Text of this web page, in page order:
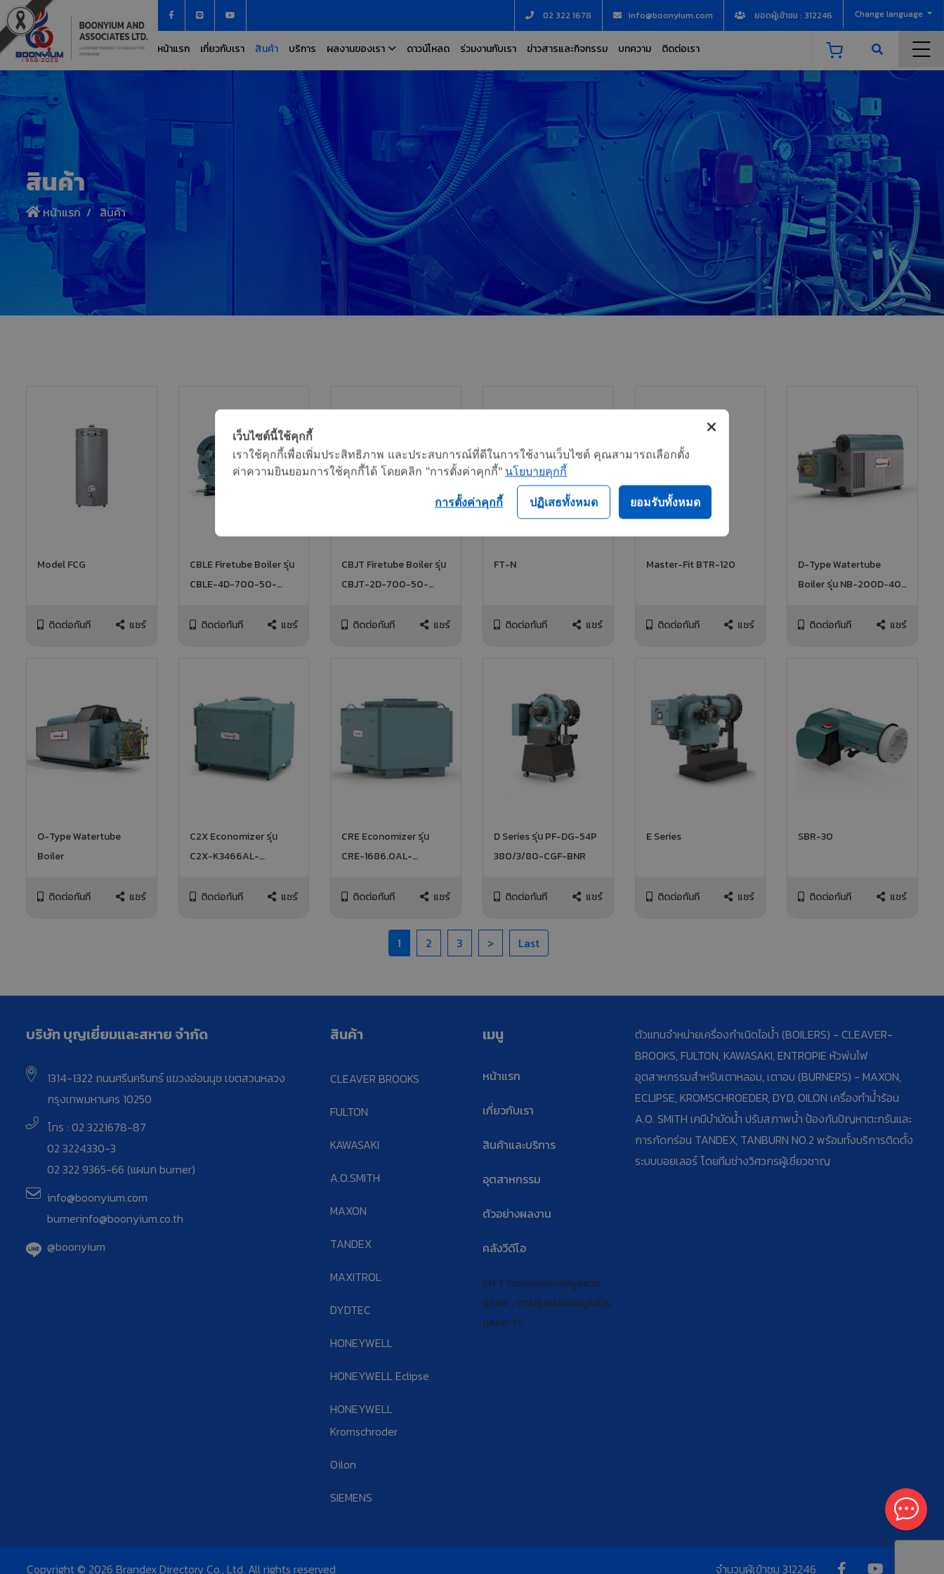
02 322 1678 info@boonyium.com ยอดผู้เข้าชม : 312246 Change language
หน้าแรก เกี่ยวกับเรา สินค้า บริการ ผลงานของเรา ดาวน์โหลด ร่วมงานกับเรา ข่าวสารและกิจกรรม บทความ ติดต่อเรา
สินค้า
หน้าแรก สินค้า
Model FCG
ติดต่อทันที แชร์
CBLE Firetube Boiler รุ่น
CBLE-4D-700-50-
FIREDติดต่อทันที แชร์
CBJT Firetube Boiler รุ่น
CBJT-2D-700-50-
FIREDติดต่อทันที แชร์
FT-N
ติดต่อทันที แชร์
Master-Fit BTR-120
ติดต่อทันที แชร์
D-Type Watertube
Boiler รุ่น NB-200D-40,
ติดต่อทันที
แชร์
O-Type Watertube
Boiler
ติดต่อทันที แชร์
C2X Economizer รุ่น
C2X-K3466AL-
ติดต่อทันที
แชร์
CRE Economizer รุ่น
CRE-1686.0AL-
ติดต่อทันที
แชร์
D Series รุ่น PF-DG-54P
380/3/80-CGF-BNR
ติดต่อทันที แชร์
E Series
ติดต่อทันที แชร์
SBR-30
ติดต่อทันที แชร์
1 2 3 > Last
บริษัท บุญเยี่ยมและสหาย จำกัด
1314-1322 ถนนศรีนครินทร์ แขวงอ่อนนุช เขตสวนหลวง
กรุงเทพมหานคร 10250
โทร : 02 3221678-87
02 3224330-3
02 322 9365-66 (แผนก burner)
info@boonyium.com
burnerinfo@boonyium.co.th
@boonyium
สินค้า
CLEAVER BROOKS
FULTON
KAWASAKI
A.O.SMITH
MAXON
TANDEX
MAXITROL
DYDTEC
HONEYWELL
HONEYWELL Eclipse
HONEYWELL
Kromschroder
Oilon
SIEMENS
เมนู
หน้าแรก
เกี่ยวกับเรา
สินค้าและบริการ
อุตสาหกรรม
ตัวอย่างผลงาน
คลังวีดีโอ
EN' ? 'การคุ้มครองข้อมูลส่วน
บุคคล' : 'การคุ้มครองข้อมูลส่วน
บุคคล' ?>
ตัวแทนจำหน่ายเครื่องกำเนิดไอน้ำ (BOILERS) - CLEAVER-
BROOKS, FULTON, KAWASAKI, ENTROPIE หัวพ่นไฟ
อุตสาหกรรมสำหรับเตาหลอม, เตาอบ (BURNERS) - MAXON,
ECLIPSE, KROMSCHROEDER, DYD, OILON เครื่องทำน้ำร้อน
A.O. SMITH เคมีบำบัดน้ำ ปรับสภาพน้ำ ป้องกันปัญหาตะกรันและ
การกัดกร่อน TANDEX, TANBURN NO.2 พร้อมทั้งบริการติดตั้ง
ระบบบอยเลอร์ โดยทีมช่างวิศวกรผู้เชี่ยวชาญ
Copyright © 2026 Brandex Directory Co., Ltd. All rights reserved จำนวนผู้เข้าชม 312246
เว็บไซต์นี้ใช้คุกกี้
เราใช้คุกกี้เพื่อเพิ่มประสิทธิภาพ และประสบการณ์ที่ดีในการใช้งานเว็บไซต์ คุณสามารถเลือกตั้ง
ค่าความยินยอมการใช้คุกกี้ได้ โดยคลิก "การตั้งค่าคุกกี้" นโยบายคุกกี้
ปฏิเสธทั้งหมด ยอมรับทั้งหมด
การตั้งค่าคุกกี้